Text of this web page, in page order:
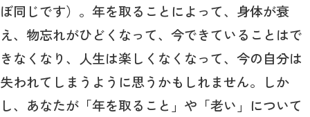
ぼ同じです）。年を取ることによって、身体が衰
え、物忘れがひどくなって、今できていることはで
きなくなり、人生は楽しくなくなって、今の自分は
失われてしまうように思うかもしれません。しか
し、あなたが「年を取ること」や「老い」について